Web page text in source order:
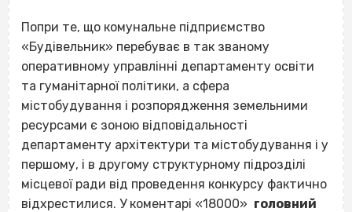
Попри те, що комунальне підприємство
«Будівельник» перебуває в так званому
оперативному управлінні департаменту освіти
та гуманітарної політики, а сфера
містобудування і розпорядження земельними
ресурсами є зоною відповідальності
департаменту архітектури та містобудування і у
першому, і в другому структурному підрозділі
місцевої ради від проведення конкурсу фактично
відхрестилися. У коментарі «18000» головний